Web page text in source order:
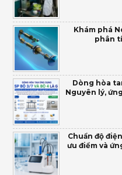
Khám phá
phân
Dòng hòa
Nguyên lý,
Chuẩn độ
ưu điểm và